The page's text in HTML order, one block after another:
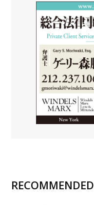
RECOMMENDED